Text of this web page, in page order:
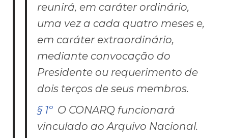
reunirá, em caráter ordinário,
uma vez a cada quatro meses e,
em caráter extraordinário,
mediante convocação do
Presidente ou requerimento de
dois terços de seus membros.
§ 1ºO CONARQ funcionará
vinculado ao Arquivo Nacional.